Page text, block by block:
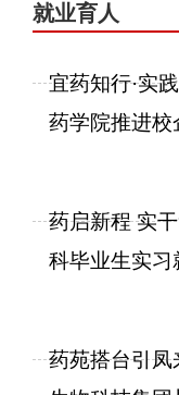
就业育人
宜药知行·实
药学院推进校
药启新程 实
科毕业生实习
药苑搭台引